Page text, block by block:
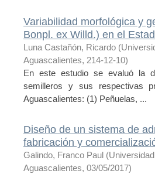
Variabilidad morfológica y
Bonpl. ex Willd.) en el
Luna Castañón, Ricardo (
Aguascalientes, 214-12-10)
En este estudio se evaluó la
semilleros y sus respectivas
Aguascalientes: (1) Peñuelas, ...
Diseño de un sistema de
fabricación y
Galindo, Franco Paul (
Aguascalientes, 03/05/2017)